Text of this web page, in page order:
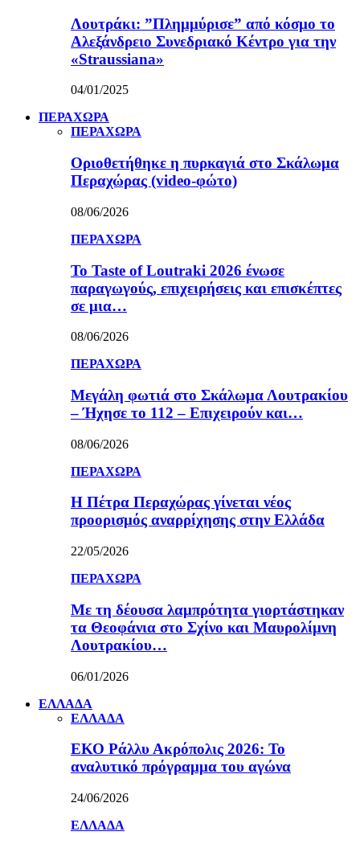
Λουτράκι: ”Πλημμύρισε” από κόσμο το
Αλεξάνδρειο Συνεδριακό Κέντρο για την
«Straussiana»
04/01/2025
ΠΕΡΑΧΩΡΑ
ΠΕΡΑΧΩΡΑ
Οριοθετήθηκε η πυρκαγιά στο Σκάλωμα
Περαχώρας (video-φώτο)
08/06/2026
ΠΕΡΑΧΩΡΑ
Το Taste of Loutraki 2026 ένωσε
παραγωγούς, επιχειρήσεις και επισκέπτες
σε μια…
08/06/2026
ΠΕΡΑΧΩΡΑ
Μεγάλη φωτιά στο Σκάλωμα Λουτρακίου
– Ήχησε το 112 – Επιχειρούν και…
08/06/2026
ΠΕΡΑΧΩΡΑ
Η Πέτρα Περαχώρας γίνεται νέος
προορισμός αναρρίχησης στην Ελλάδα
22/05/2026
ΠΕΡΑΧΩΡΑ
Με τη δέουσα λαμπρότητα γιορτάστηκαν
τα Θεοφάνια στο Σχίνο και Μαυρολίμνη
Λουτρακίου…
06/01/2026
ΕΛΛΑΔΑ
ΕΛΛΑΔΑ
ΕΚΟ Ράλλυ Ακρόπολις 2026: Το
αναλυτικό πρόγραμμα του αγώνα
24/06/2026
ΕΛΛΑΔΑ